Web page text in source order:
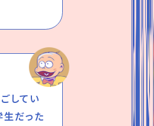
してい
生だった